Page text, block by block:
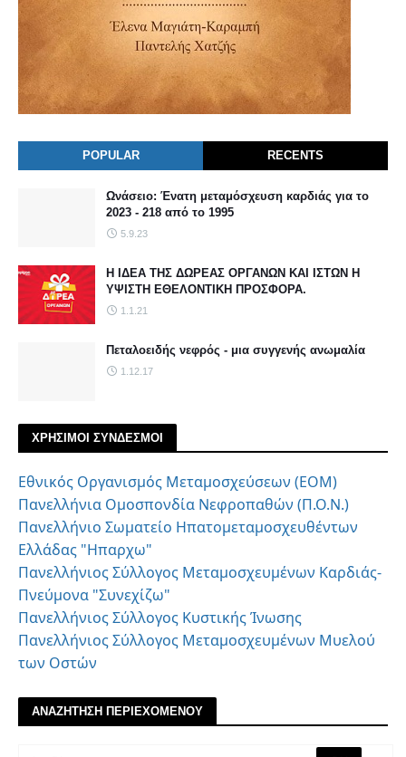
POPULAR RECENTS
Ωνάσειο: Ένατη μεταμόσχευση καρδιάς για το
2023 - 218 από το 1995
5.9.23
Η ΙΔΕΑ ΤΗΣ ΔΩΡΕΑΣ ΟΡΓΑΝΩΝ ΚΑΙ ΙΣΤΩΝ Η
ΥΨΙΣΤΗ ΕΘΕΛΟΝΤΙΚΗ ΠΡΟΣΦΟΡΑ.
1.1.21
Πεταλοειδής νεφρός - μια συγγενής ανωμαλία
1.12.17
ΧΡΗΣΙΜΟΙ ΣΥΝΔΕΣΜΟΙ
Εθνικός Οργανισμός Μεταμοσχεύσεων (ΕΟΜ)
Πανελλήνια Ομοσπονδία Νεφροπαθών (Π.Ο.Ν.)
Πανελλήνιο Σωματείο Ηπατομεταμοσχευθέντων
Ελλάδας "Ηπαρχω"
Πανελλήνιος Σύλλογος Μεταμοσχευμένων Καρδιάς-
Πνεύμονα "Συνεχίζω"
Πανελλήνιος Σύλλογος Κυστικής Ίνωσης
Πανελλήνιος Σύλλογος Μεταμοσχευμένων Μυελού
των Οστών
ΑΝΑΖΗΤΗΣΗ ΠΕΡΙΕΧΟΜΕΝΟΥ